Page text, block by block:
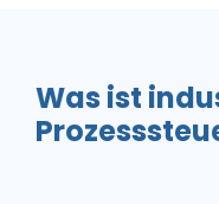
Was ist